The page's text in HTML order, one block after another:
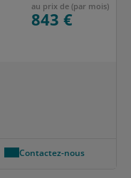
au prix de (par mois)
843 €
Contactez-nous